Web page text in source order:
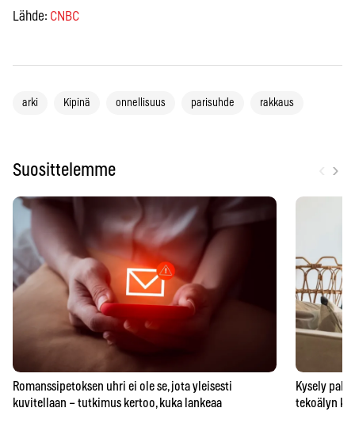
Lähde: CNBC
arki Kipinä onnellisuus parisuhde rakkaus
Suosittelemme ›
Romanssipetoksen uhri ei ole se, jota yleisesti
kuvitellaan – tutkimus kertoo, kuka lankeaa
Kysely
tekoälyn